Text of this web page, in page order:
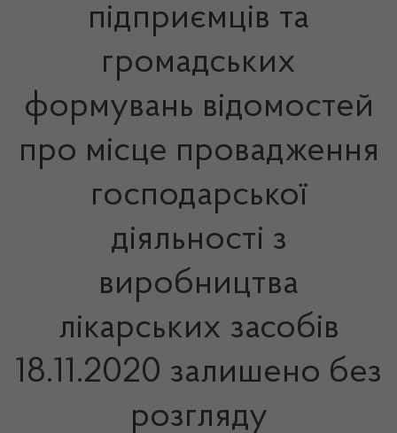
підприємців та
громадських
формувань відомостей
про місце провадження
господарської
діяльності з
виробництва
лікарських засобів
18.11.2020 залишено без
розгляду